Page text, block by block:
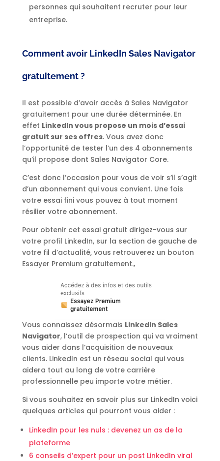
personnes qui souhaitent recruter pour leur
entreprise.
Comment avoir LinkedIn Sales Navigator
gratuitement ?
Il est possible d’avoir accès à Sales Navigator
gratuitement pour une durée déterminée. En
effet LinkedIn vous propose un mois d’essai
gratuit sur ses offres. Vous avez donc
l’opportunité de tester l’un des 4 abonnements
qu’il propose dont Sales Navigator Core.
C’est donc l’occasion pour vous de voir s’il s’agit
d’un abonnement qui vous convient. Une fois
votre essai fini vous pouvez à tout moment
résilier votre abonnement.
Pour obtenir cet essai gratuit dirigez-vous sur
votre profil LinkedIn, sur la section de gauche de
votre fil d’actualité, vous retrouverez un bouton
Essayer Premium gratuitement.,
Vous connaissez désormais LinkedIn Sales
Navigator, l’outil de prospection qui va vraiment
vous aider dans l’acquisition de nouveaux
clients. LinkedIn est un réseau social qui vous
aidera tout au long de votre carrière
professionnelle peu importe votre métier.
Si vous souhaitez en savoir plus sur LinkedIn voici
quelques articles qui pourront vous aider :
LinkedIn pour les nuls : devenez un as de la
plateforme
6 conseils d’expert pour un post LinkedIn viral